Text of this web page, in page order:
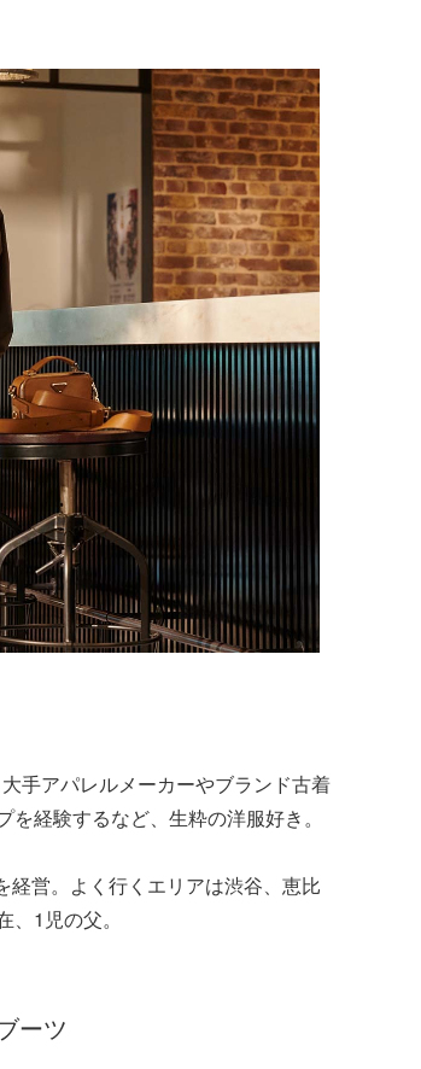
手アパレルメーカーやブランド古着
経験するなど、生粋の洋服好き。
経営。よく行くエリアは渋谷、恵比
1児の父。
ーツ